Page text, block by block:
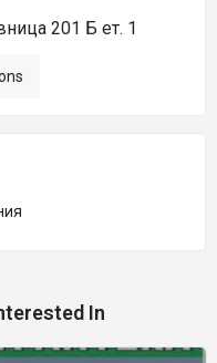
201 Б ет. 1
In